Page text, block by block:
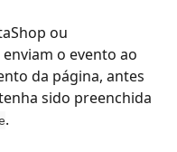
ou
o evento ao
da página, antes
sido preenchida
.